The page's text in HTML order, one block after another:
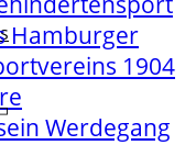
Hamburger
1904
Werdegang